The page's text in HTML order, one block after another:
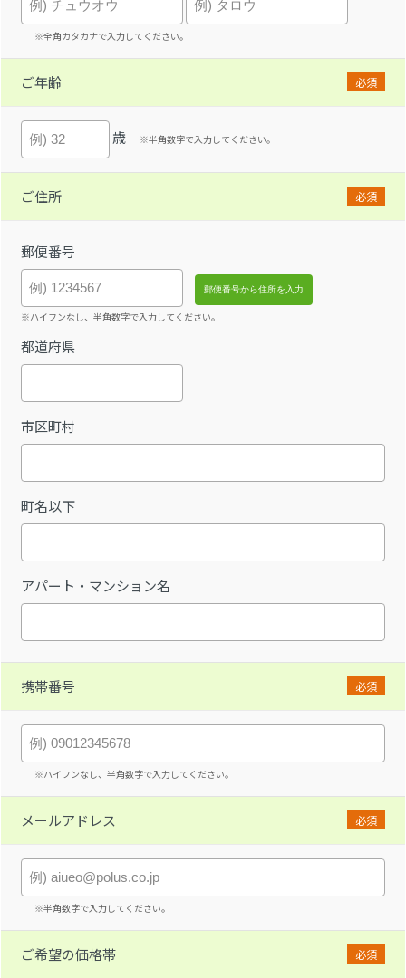
※全角カタカナで入力してください。
ご年齢 必須
歳 ※半角数字で入力してください。
ご住所 必須
郵便番号
※ハイフンなし、半角数字で入力してください。
都道府県
市区町村
町名以下
アパート・マンション名
携帯番号 必須
※ハイフンなし、半角数字で入力してください。
メールアドレス 必須
※半角数字で入力してください。
ご希望の価格帯 必須